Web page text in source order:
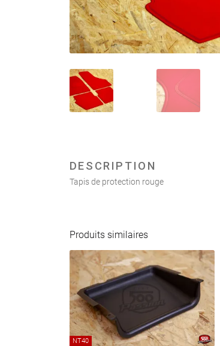
DESCRIPTION
Tapis de protection rouge
Produits similaires
NT40